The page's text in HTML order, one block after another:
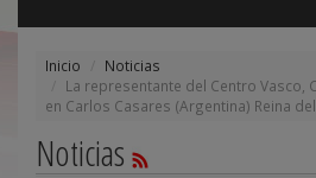
Inicio
Noticias
La representante del Centro Vasco,
en Carlos Casares (Argentina) Reina
Noticias